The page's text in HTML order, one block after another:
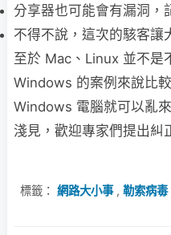
分享器也可能會有漏洞，
不得不說，這次的駭客讓
至於 Mac、Linux 並不是
Windows 的案例來說比
Windows 電腦就可以亂
淺見，歡迎專家們提出糾
標籤： 網路大小事, 勒索病毒